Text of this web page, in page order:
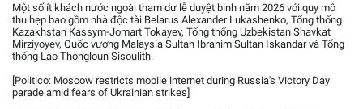
Một số ít khách nước ngoài tham dự lễ duyệt binh năm 2026 với quy mô
thu hẹp bao gồm nhà độc tài Belarus Alexander Lukashenko, Tổng thống
Kazakhstan Kassym-Jomart Tokayev, Tổng thống Uzbekistan Shavkat
Mirziyoyev, Quốc vương Malaysia Sultan Ibrahim Sultan Iskandar và Tổng
thống Lào Thongloun Sisoulith.
[Politico: Moscow restricts mobile internet during Russia's Victory Day
parade amid fears of Ukrainian strikes]